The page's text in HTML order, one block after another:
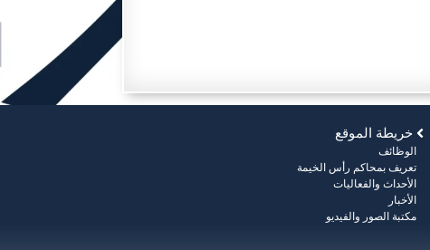
خريطة الموقع
الوظائف
تعريف بمحاكم رأس الخيمة
الأحداث والفعاليات
الأخبار
مكتبة الصور والفيديو